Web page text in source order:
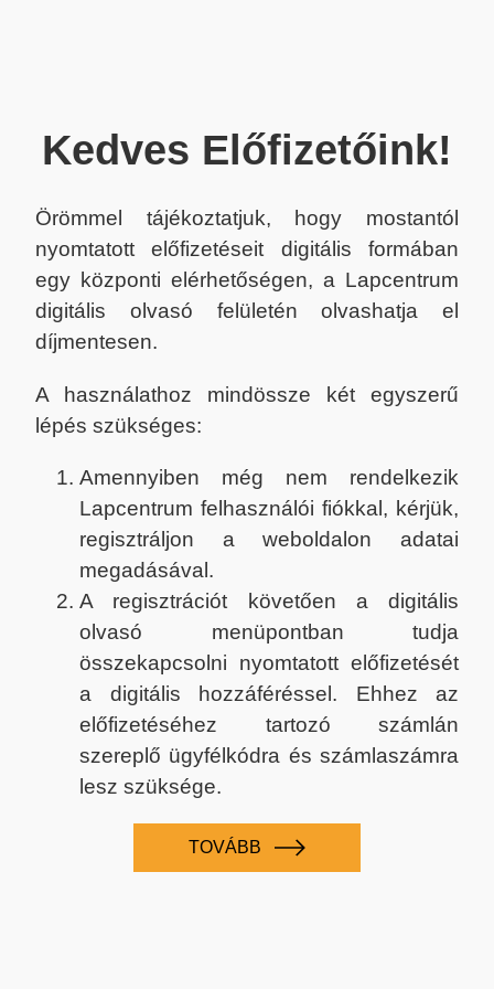
Kedves Előfizetőink!
Örömmel tájékoztatjuk, hogy mostantól
nyomtatott előfizetéseit digitális formában
egy központi elérhetőségen, a Lapcentrum
digitális olvasó felületén olvashatja el
díjmentesen.
A használathoz mindössze két egyszerű
lépés szükséges:
Amennyiben még nem rendelkezik
Lapcentrum felhasználói fiókkal, kérjük,
regisztráljon a weboldalon adatai
megadásával.
A regisztrációt követően a digitális
olvasó menüpontban tudja
összekapcsolni nyomtatott előfizetését
a digitális hozzáféréssel. Ehhez az
előfizetéséhez tartozó számlán
szereplő ügyfélkódra és számlaszámra
lesz szüksége.
TOVÁBB